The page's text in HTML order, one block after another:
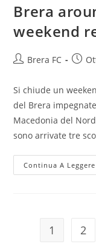
Brera
weekend
Brera FC
Si chiude un
del Brera
Macedonia del
sono arrivate tre
Continua A Leggere
1 2